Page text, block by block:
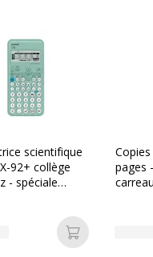
scientifique
92+ collège
- spéciale
Ajouter au
pages